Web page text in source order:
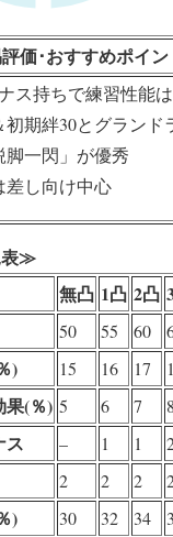
価･おすすめポイ
ス持ちで練習性能
初期絆30とグラン
一閃」が優秀
差し向け中心
表≫
無凸 1凸 2凸
50 55 60
) 15 16 17
果(％) 5 6 7 8
ス – 1 1
2 2 2
) 30 32 34